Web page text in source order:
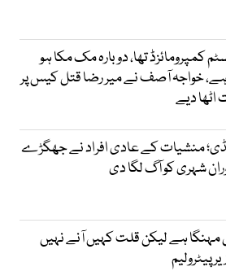
کمپرومائزڈ تھا، دوبارہ مک مکا ہو
خواجہ آصف نے میر رضا قتل کیس پر
اٹھا دیے
منشیات کے عادی افراد نے جھگڑے
شہری کو آگ لگا دی
مہنگا ہے لیکن قلت کہیں آنے نہیں
پیٹرولیم